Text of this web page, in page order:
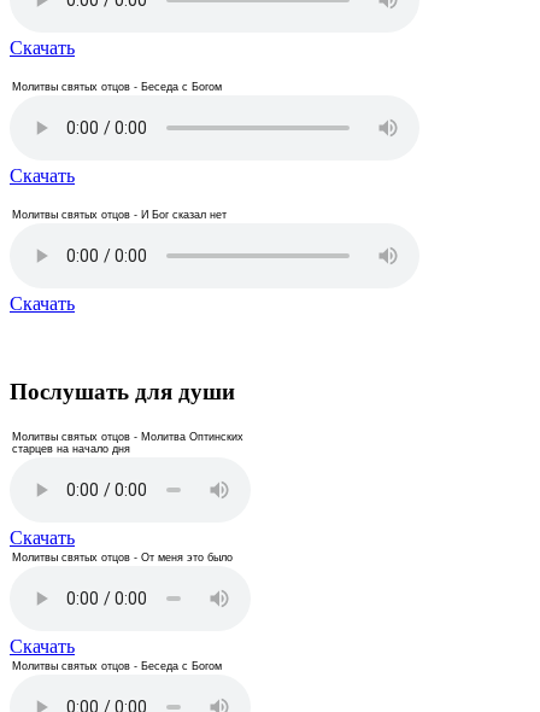
Скачать
Молитвы святых отцов - Беседа с Богом
Скачать
Молитвы святых отцов - И Бог сказал нет
Скачать
Послушать для души
Молитвы святых отцов - Молитва Оптинских
старцев на начало дня
Скачать
Молитвы святых отцов - От меня это было
Скачать
Молитвы святых отцов - Беседа с Богом